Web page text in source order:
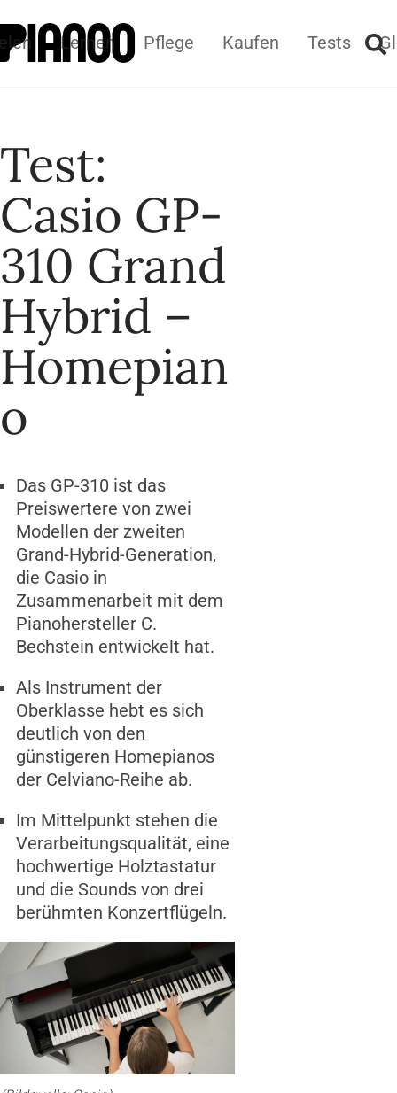
Lernen Pflege Kaufen Tests
Test:
Casio GP-
310 Grand
Hybrid –
Homepian
o
Das GP-310 ist das
Preiswertere von zwei
Modellen der zweiten
Grand-Hybrid-Generation,
die Casio in
Zusammenarbeit mit dem
Pianohersteller C.
Bechstein entwickelt hat.
Als Instrument der
Oberklasse hebt es sich
deutlich von den
günstigeren Homepianos
der Celviano-Reihe ab.
Im Mittelpunkt stehen die
Verarbeitungsqualität, eine
hochwertige Holztastatur
und die Sounds von drei
berühmten Konzertflügeln.